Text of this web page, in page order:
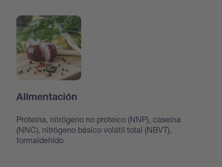
Alimentación
Proteína, nitrógeno no proteico (NNP), caseína
(NNC), nitrógeno básico volátil total (NBVT),
formaldehído